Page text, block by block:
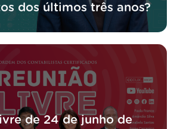
dos últimos três anos?
de 24 de junho de